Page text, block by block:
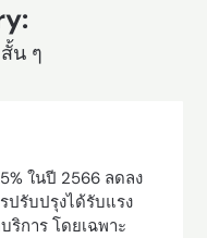
น ๆ
ในปี 2566 ลดลง
ปรับปรุงได้รับแรง
การ โดยเฉพาะ